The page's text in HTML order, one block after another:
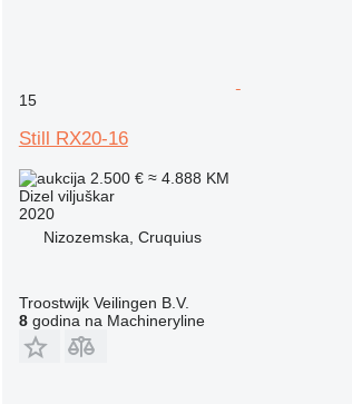
15
Still RX20-16
2.500 € ≈ 4.888 KM
Dizel viljuškar
2020
Nizozemska, Cruquius
Troostwijk Veilingen B.V.
8godina na Machineryline